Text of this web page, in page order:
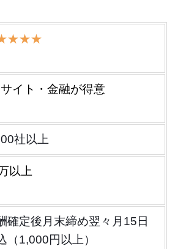
イト・金融が得意
社以上
以上
確定後月末締め翌々月15日
（1,000円以上）